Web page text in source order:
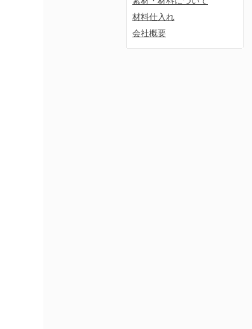
材料仕入れ
会社概要